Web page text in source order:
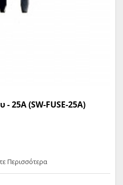
25A (SW-FUSE-25A)
Περισσότερα